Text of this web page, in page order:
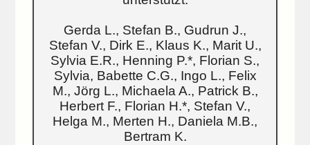
Gerda L., Stefan B., Gudrun J.,
Stefan V., Dirk E., Klaus K., Marit U.,
Sylvia E.R., Henning P.*, Florian S.,
Sylvia, Babette C.G., Ingo L., Felix
M., Jörg L., Michaela A., Patrick B.,
Herbert F., Florian H.*, Stefan V.,
Helga M., Merten H., Daniela M.B.,
Bertram K.